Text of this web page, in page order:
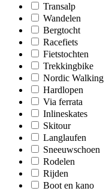
Transalp
Wandelen
Bergtocht
Racefiets
Fietstochten
Trekkingbike
Nordic Walking
Hardlopen
Via ferrata
Inlineskates
Skitour
Langlaufen
Sneeuwschoen
Rodelen
Rijden
Boot en kano